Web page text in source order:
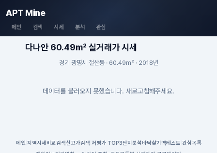
APT Mine
메인 검색 시세 분석 관심
다나안 60.49m² 실거래가 시세
경기 광명시 철산동 · 60.49m² · 2018년
데이터를 불러오지 못했습니다. 새로고침해주세요.
메인| 지역시세 비교검색신고가검색 저평가 TOP3단지분석 바닥찾기 백테스트 관심목록